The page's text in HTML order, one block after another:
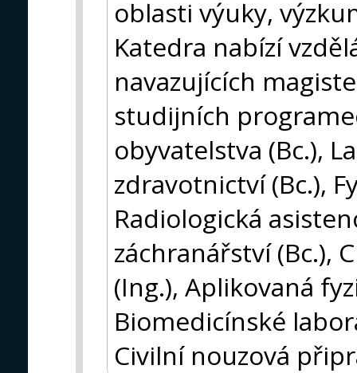
oblasti výuky,
Katedra nabízí
navazujících
studijních
obyvatelstva (Bc.),
zdravotnictví (Bc.),
Radiologická
záchranářství (Bc.),
(Ing.), Aplikovaná
Biomedicínské
Civilní nouzová